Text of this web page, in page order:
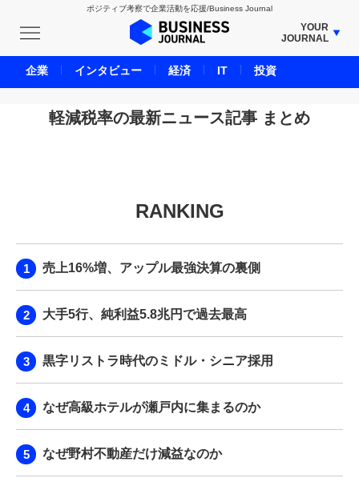
ポジティブ考察で企業活動を応援/Business Journal
YOUR
JOURNAL
BUSINESS JOURNAL
UNICORN JOURNAL
CARBON CREDITS JOURNAL
LIFE ENDING JOURNAL
BPaaS JOURNAL
軽減税率の最新ニュース記事 まとめ
RANKING
売上16%増、アップル最強決算の裏側
大手5行、純利益5.8兆円で過去最高
黒字リストラ時代のミドル・シニア採用
なぜ高級ホテルが瀬戸内に集まるのか
なぜ野村不動産だけ減益なのか
企業 インタビュー 経済 IT 投資